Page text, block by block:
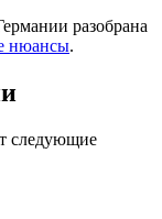
разобрана
нюансы.
следующие